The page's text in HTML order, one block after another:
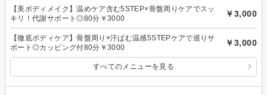
【美ボディメイク】温めケア含む5STEP×骨盤周りケアでスッ
キリ！代謝サポート◎80分￥3000
￥3,000
【徹底ボディケア】骨盤周り×汗ばむ温感5STEPケアで巡りサ
ポート◎カッピング付80分￥3000
￥3,000
すべてのメニューを見る